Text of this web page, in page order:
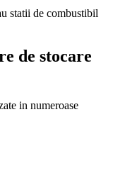
statii de combustibil
de stocare
in numeroase